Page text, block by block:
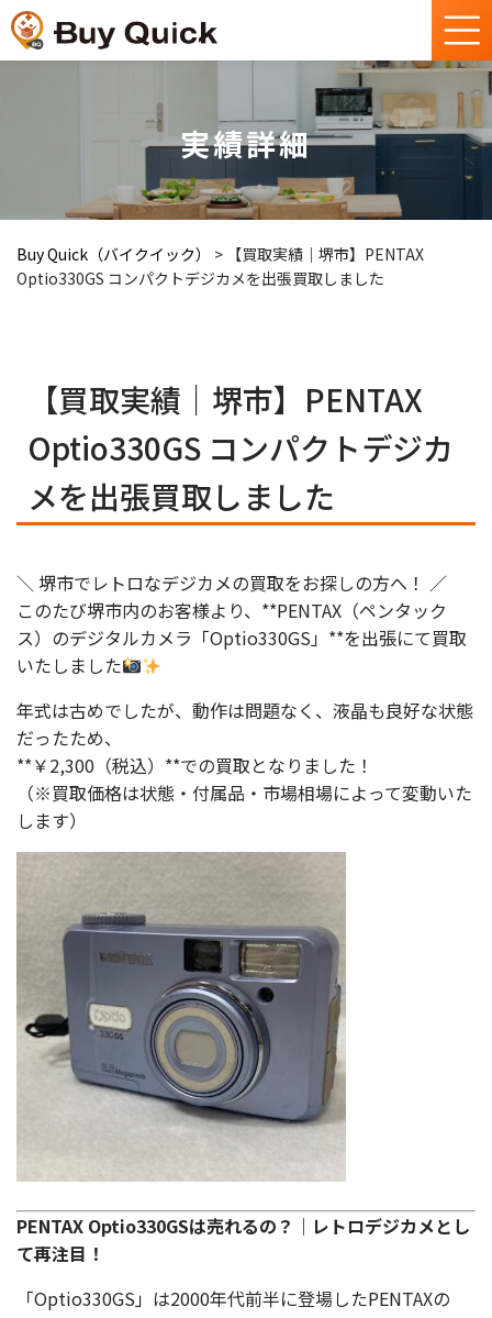
実績詳細
Buy Quick（バイクイック） > 【買取実績｜堺市】PENTAX
Optio330GS コンパクトデジカメを出張買取しました
【買取実績｜堺市】PENTAX
Optio330GS コンパクトデジカ
メを出張買取しました
＼ 堺市でレトロなデジカメの買取をお探しの方へ！ ／
このたび堺市内のお客様より、**PENTAX（ペンタック
ス）のデジタルカメラ「Optio330GS」**を出張にて買取
いたしました
年式は古めでしたが、動作は問題なく、液晶も良好な状態
だったため、
**￥2,300（税込）**での買取となりました！
（※買取価格は状態・付属品・市場相場によって変動いた
します）
PENTAX Optio330GSは売れるの？｜レトロデジカメとし
て再注目！
「Optio330GS」は2000年代前半に登場したPENTAXの